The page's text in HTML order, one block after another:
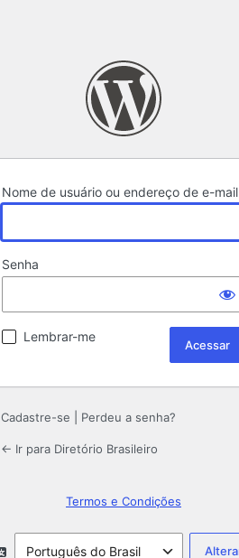
Nome de usuário ou endereço de e-mail
Senha
Lembrar-me
Cadastre-se Perdeu a senha?
← Ir para Diretório Brasileiro
Termos e Condições
Idioma